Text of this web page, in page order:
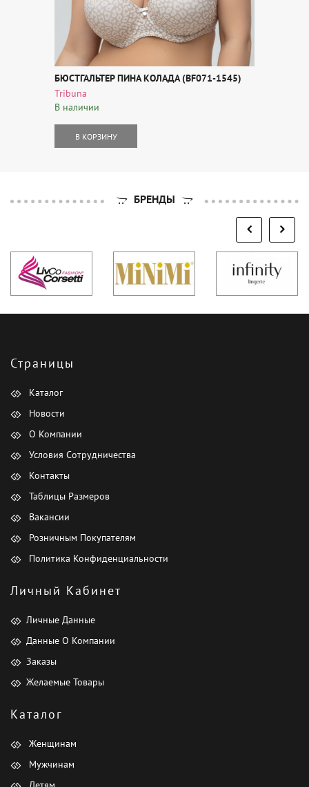
БЮСТГАЛЬТЕР ПИНА КОЛАДА (BF071-1545)
Tribuna
В наличии
В КОРЗИНУ
БРЕНДЫ
Страницы
Каталог
Новости
О Компании
Условия Сотрудничества
Контакты
Таблицы Размеров
Вакансии
Розничным Покупателям
Политика Конфиденциальности
Личный Кабинет
Личные Данные
Данные О Компании
Заказы
Желаемые Товары
Каталог
Женщинам
Мужчинам